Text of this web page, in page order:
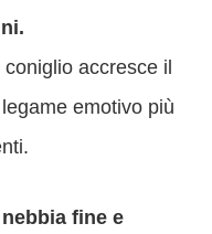
accresce il
emotivo più
fine e